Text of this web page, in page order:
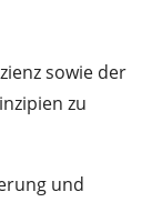
sowie der
zu
und